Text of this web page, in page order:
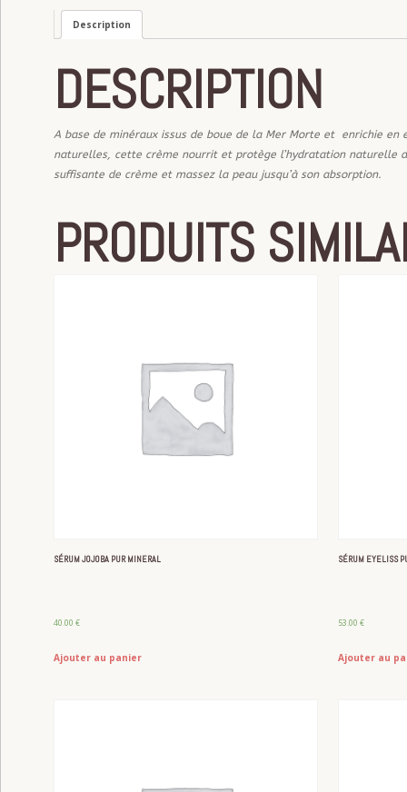
le
corps
boue
PUR
Description
DESCRIPTION
A base de minéraux issus de boue de la Mer Morte et enrichie en
naturelles, cette crème nourrit et protège l’hydratation naturelle
suffisante de crème et massez la peau jusqu’à son absorption.
PRODUITS
SÉRUM JOJOBA PUR MINERAL
40.00 €
Ajouter au panier
SÉRUM EYELISS
53.00€
Ajouter au